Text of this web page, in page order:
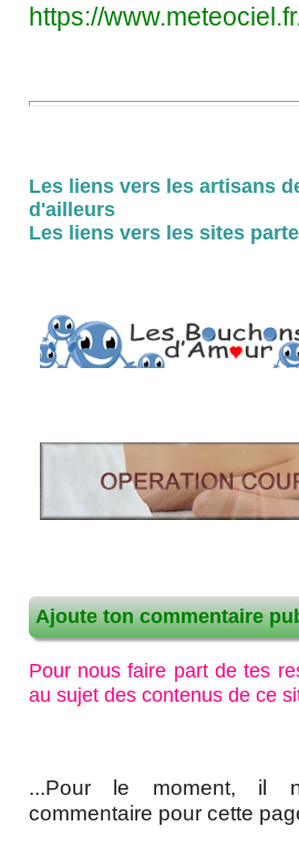
https://
Les liens vers les artisans
d'ailleurs
Les liens vers les sites
Ajoute ton commentaire
Pour nous faire part de tes
au sujet des contenus de ce
...Pour le moment, il
commentaire pour cette